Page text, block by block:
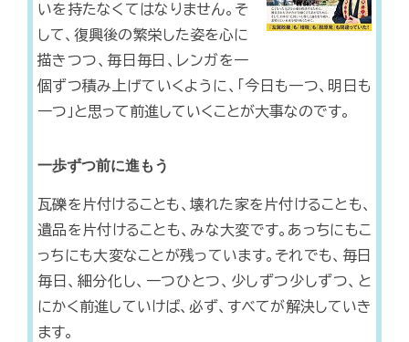
いを持たなくてはなりません。そ
して、復興後の繁栄した姿を心に
描きつつ、毎日毎日、レンガを一
個ずつ積み上げていくように、「今日も一つ、明日も
一つ」と思って前進していくことが大事なのです。
一歩ずつ前に進もう
瓦礫を片付けることも、壊れた家を片付けることも、
遺品を片付けることも、みな大変です。あっちにもこ
っちにも大変なことが残っています。それでも、毎日
毎日、細分化し、一つひとつ、少しずつ少しずつ、と
にかく前進していけば、必ず、すべてが解決していき
ます。